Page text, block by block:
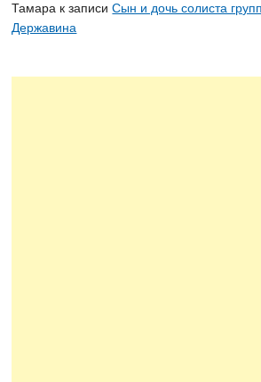
Тамара к записиСын и дочь солиста
Державина